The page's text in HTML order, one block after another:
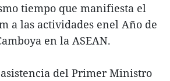
tiempo que manifiesta el
a las actividades enel Año de
en la ASEAN.
del Primer Ministro